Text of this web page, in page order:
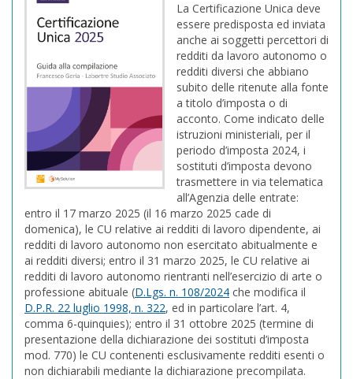
La Certificazione Unica deve
essere predisposta ed inviata
anche ai soggetti percettori di
redditi da lavoro autonomo o
redditi diversi che abbiano
subito delle ritenute alla fonte
a titolo d’imposta o di
acconto. Come indicato delle
istruzioni ministeriali, per il
periodo d’imposta 2024, i
sostituti d’imposta devono
trasmettere in via telematica
all’Agenzia delle entrate:
entro il 17 marzo 2025 (il 16 marzo 2025 cade di
domenica), le CU relative ai redditi di lavoro dipendente, ai
redditi di lavoro autonomo non esercitato abitualmente e
ai redditi diversi; entro il 31 marzo 2025, le CU relative ai
redditi di lavoro autonomo rientranti nell’esercizio di arte o
professione abituale (D.Lgs. n. 108/2024 che modifica il
D.P.R. 22 luglio 1998, n. 322, ed in particolare l’art. 4,
comma 6-quinquies); entro il 31 ottobre 2025 (termine di
presentazione della dichiarazione dei sostituti d’imposta
mod. 770) le CU contenenti esclusivamente redditi esenti o
non dichiarabili mediante la dichiarazione precompilata.